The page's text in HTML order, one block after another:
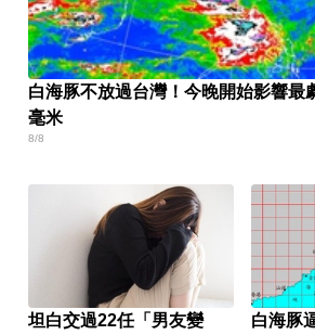
白海豚不放過台灣！今晚開始影響最
毫米
8/8
坦白交過22任「男友變
白海豚